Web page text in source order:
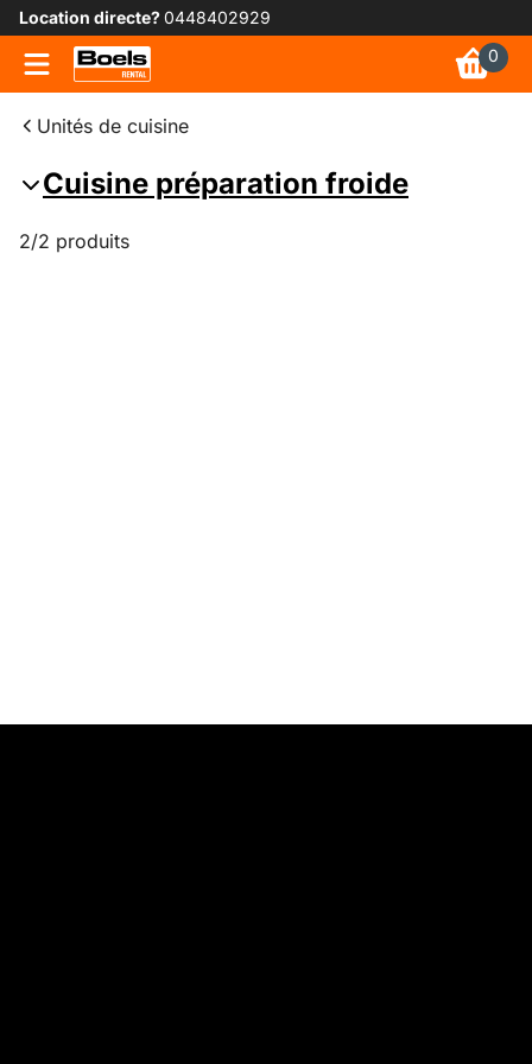
Location directe?0448402929
0
Unités de cuisine
Cuisine préparation froide
2/2 produits